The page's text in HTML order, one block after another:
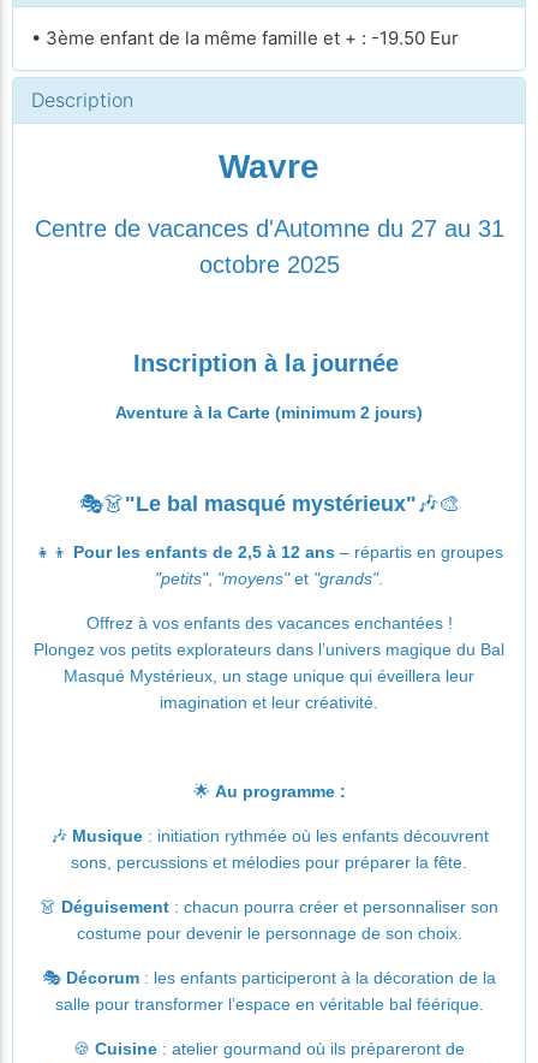
• 3ème enfant de la même famille et + : -19.50 Eur
Description
Wavre
Centre de vacances d'Automne du 27 au 31
octobre 2025
Inscription à la journée
Aventure à la Carte (minimum 2 jours)
🎭👗"Le bal masqué mystérieux" 🎶🎨
👧👦 Pour les enfants de 2,5 à 12 ans – répartis en groupes
"petits", "moyens"et "grands".
Offrez à vos enfants des vacances enchantées !
Plongez vos petits explorateurs dans l’univers magique du Bal
Masqué Mystérieux, un stage unique qui éveillera leur
imagination et leur créativité.
🌟 Au programme :
🎶 Musique: initiation rythmée où les enfants découvrent
sons, percussions et mélodies pour préparer la fête.
👗 Déguisement : chacun pourra créer et personnaliser son
costume pour devenir le personnage de son choix.
🎭 Décorum : les enfants participeront à la décoration de la
salle pour transformer l’espace en véritable bal féérique.
🍪 Cuisine : atelier gourmand où ils prépareront de